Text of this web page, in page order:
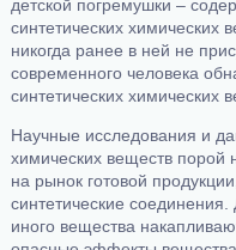
детской погремушки –
синтетических
никогда ранее в ней не
современного человека
синтетических химических
Научные исследования и
химических веществ порой
на рынок готовой
синтетические
иного вещества